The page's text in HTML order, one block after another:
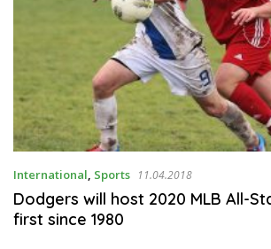
International, Sports 11.04.2018
Dodgers will host 2020 MLB All-
first since 1980